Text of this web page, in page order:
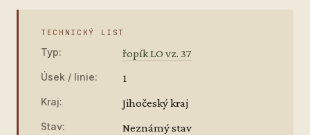
TECHNICKÝ LIST
Typ: řopík LO vz. 37
Úsek / linie: 1
Kraj: Jihočeský kraj
Stav: Neznámý stav